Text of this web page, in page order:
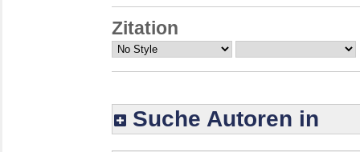
Zitation
Suche Autoren in